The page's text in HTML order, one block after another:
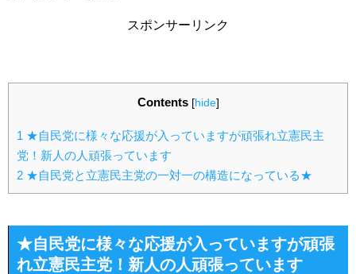
スポンサーリンク
Contents [hide]
1 ★自民党に様々な応援が入っていますが頑張れ立憲民主
党！新人の人頑張っています
2 ★自民党と立憲民主党の一対一の構造になっている★
★自民党に様々な応援が入っていますが頑張
れ立憲民主党！新人の人頑張っています